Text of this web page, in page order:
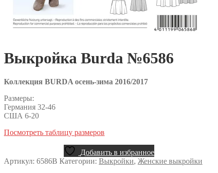
Выкройка Burda №6586
Коллекция BURDA осень-зима 2016/2017
Размеры:
Германия 32-46
США 6-20
Посмотреть таблицу размеров
Добавить в избранное
Артикул: 6586B Категории: Выкройки, Женские выкройки